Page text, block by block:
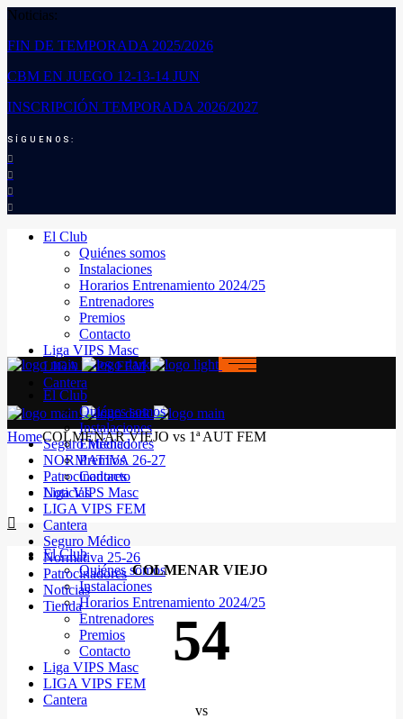
Noticias:
FIN DE TEMPORADA 2025/2026
CBM EN JUEGO 12-13-14 JUN
INSCRIPCIÓN TEMPORADA 2026/2027
SÍGUENOS:
El Club
Quiénes somos
Instalaciones
Horarios Entrenamiento 2024/25
Entrenadores
Premios
Contacto
Liga VIPS Masc
LIGA VIPS FEM
Cantera
Seguro Médico
NORMATIVA 26-27
Patrocinadores
Noticias
El Club
Quiénes somos
Instalaciones
Horarios Entrenamiento 2024/25
Entrenadores
Premios
Contacto
Liga VIPS Masc
LIGA VIPS FEM
Cantera
El Club
Quiénes somos
Instalaciones
Entrenadores
Premios
Contacto
Liga VIPS Masc
LIGA VIPS FEM
Cantera
Seguro Médico
Normativa 25-26
Patrocinadores
Noticias
Tienda
HomeCOLMENAR VIEJO vs 1ª AUT FEM
COLMENAR VIEJO
54
vs